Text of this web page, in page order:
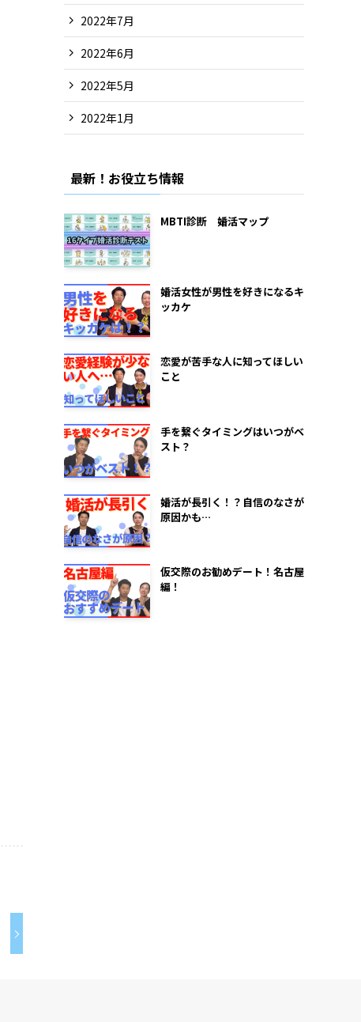
2022年7月
2022年6月
2022年5月
2022年1月
最新！お役立ち情報
MBTI診断 婚活マップ
婚活女性が男性を好きになるキ
ッカケ
恋愛が苦手な人に知ってほしい
こと
手を繋ぐタイミングはいつがベ
スト？
婚活が長引く！？自信のなさが
原因かも…
仮交際のお勧めデート！名古屋
編！